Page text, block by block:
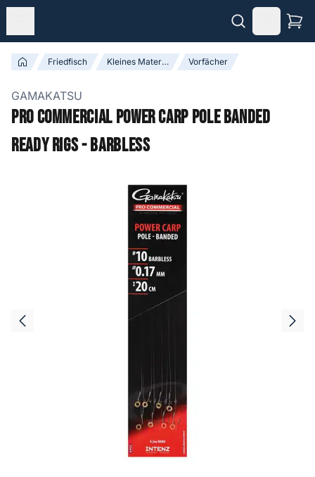
Friedfisch Kleines Material Vorfächer
GAMAKATSU
Pro Commercial Power Carp Pole Banded
Ready Rigs - Barbless